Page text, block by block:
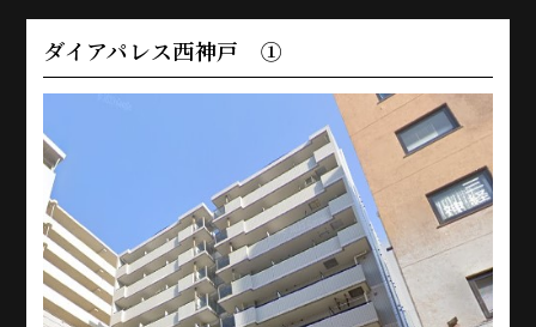
ダイアパレス西神戸 ①